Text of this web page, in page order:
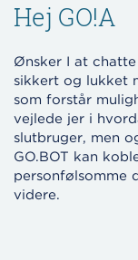
Hej GO!A
Ønsker I at
sikkert og lukket
som forstår
vejlede jer i
slutbruger, men
GO.BOT kan
personfølsomme
videre.